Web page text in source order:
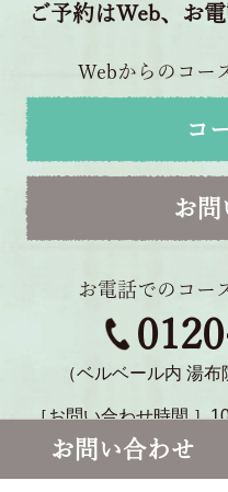
ご予約はWeb、お
Webからのコー
コ
お問
お電話でのコー
（ベルベール内 湯
［お問い合わせ時間 ］
〒879-5114 大分県
お問い合わせ